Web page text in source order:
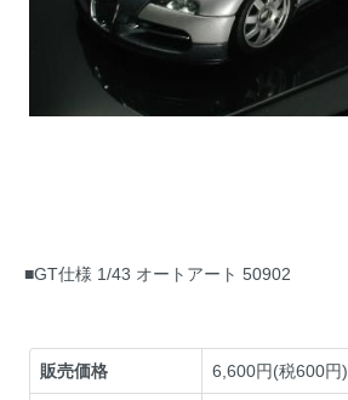
■GT仕様 1/43 オートアート 50902
販売価格 6,600円(税600円)